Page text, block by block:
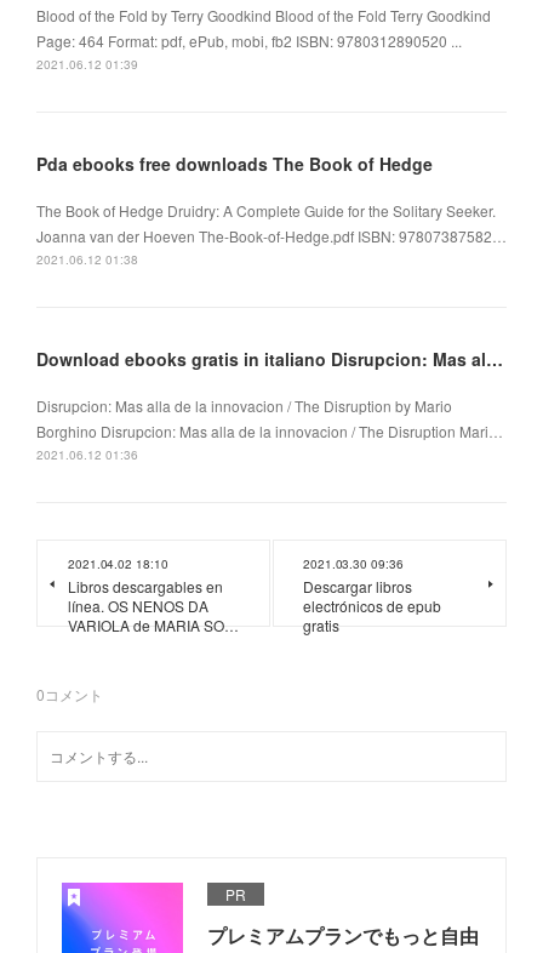
Blood of the Fold by Terry Goodkind Blood of the Fold Terry Goodkind
Page: 464 Format: pdf, ePub, mobi, fb2 ISBN: 9780312890520 ...
2021.06.12 01:39
Pda ebooks free downloads The Book of Hedge
The Book of Hedge Druidry: A Complete Guide for the Solitary Seeker.
Joanna van der Hoeven The-Book-of-Hedge.pdf ISBN: 97807387582…
2021.06.12 01:38
Download ebooks gratis in italiano Disrupcion: Mas alla de la innovacion / The Disruption
Disrupcion: Mas alla de la innovacion / The Disruption by Mario
Borghino Disrupcion: Mas alla de la innovacion / The Disruption Mari…
2021.06.12 01:36
2021.04.02 18:10
Libros descargables en
línea. OS NENOS DA
VARIOLA de MARIA SO…
2021.03.30 09:36
Descargar libros
electrónicos de epub
gratis
0コメント
PR
プレミアムプランでもっと自由